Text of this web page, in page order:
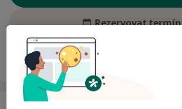
Rezervovat termín
Ceník